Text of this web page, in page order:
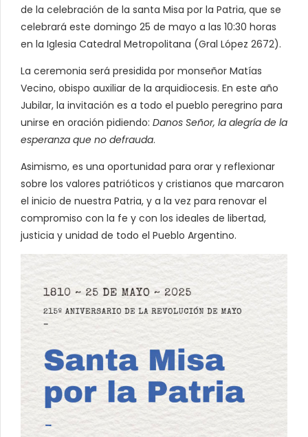
de la celebración de la santa Misa por la Patria, que se
celebrará este domingo 25 de mayo a las 10:30 horas
en la Iglesia Catedral Metropolitana (Gral López 2672).
La ceremonia será presidida por monseñor Matías
Vecino, obispo auxiliar de la arquidiocesis. En este año
Jubilar, la invitación es a todo el pueblo peregrino para
unirse en oración pidiendo: Danos Señor, la alegría de la
esperanza que no defrauda.
Asimismo, es una oportunidad para orar y reflexionar
sobre los valores patrióticos y cristianos que marcaron
el inicio de nuestra Patria, y a la vez para renovar el
compromiso con la fe y con los ideales de libertad,
justicia y unidad de todo el Pueblo Argentino.